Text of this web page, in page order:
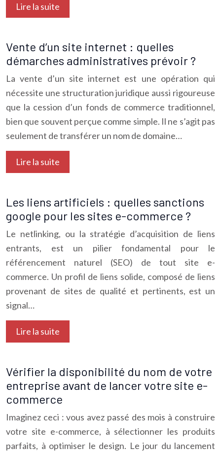
Lire la suite
Vente d’un site internet : quelles
démarches administratives prévoir ?
La vente d’un site internet est une opération qui
nécessite une structuration juridique aussi rigoureuse
que la cession d’un fonds de commerce traditionnel,
bien que souvent perçue comme simple. Il ne s’agit pas
seulement de transférer un nom de domaine…
Lire la suite
Les liens artificiels : quelles sanctions
google pour les sites e-commerce ?
Le netlinking, ou la stratégie d’acquisition de liens
entrants, est un pilier fondamental pour le
référencement naturel (SEO) de tout site e-
commerce. Un profil de liens solide, composé de liens
provenant de sites de qualité et pertinents, est un
signal…
Lire la suite
Vérifier la disponibilité du nom de votre
entreprise avant de lancer votre site e-
commerce
Imaginez ceci : vous avez passé des mois à construire
votre site e-commerce, à sélectionner les produits
parfaits, à optimiser le design. Le jour du lancement